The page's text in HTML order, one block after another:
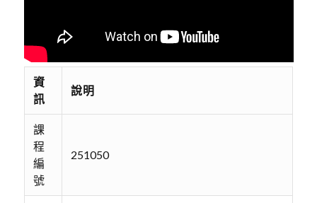
資
訊
說明
課
程
編
號
251050